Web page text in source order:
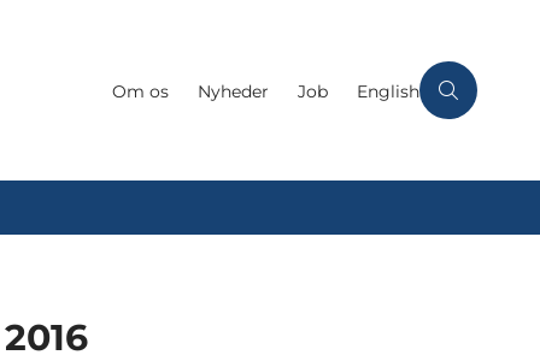
Om os Nyheder Job English